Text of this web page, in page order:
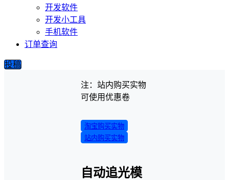
开发软件
开发小工具
手机软件
订单查询
投稿
注：站内购买实物
可使用优惠卷
淘宝购买实物
站内购买实物
自动追光模